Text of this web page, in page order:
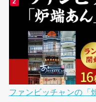
ファンビッチャンの「